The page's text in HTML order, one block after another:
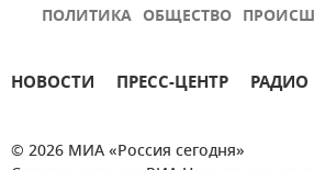
ПОЛИТИКА ОБЩЕСТВО
НОВОСТИ ПРЕСС-ЦЕНТР РАДИО
© 2026 МИА «Россия сегодня»